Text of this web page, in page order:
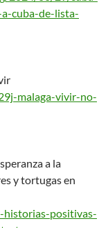
cuba-de-lista-
malaga-vivir-no-
a la
y tortugas en
historias-positivas-